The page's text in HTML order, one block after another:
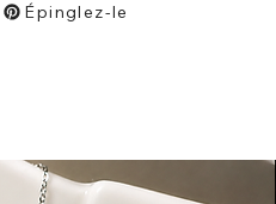
Épinglez-le